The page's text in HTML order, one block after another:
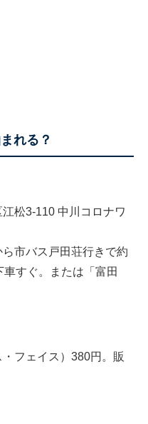
れる？
松3-110 中川コロナワ
市バス戸田荘行きで約
すぐ。または「富田
フェイス）380円。販